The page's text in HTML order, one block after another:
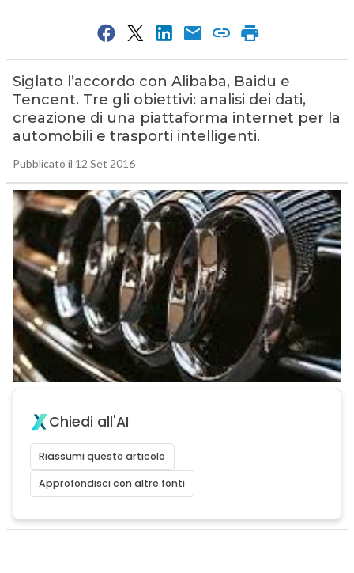
Siglato l’accordo con Alibaba, Baidu e
Tencent. Tre gli obiettivi: analisi dei dati,
creazione di una piattaforma internet per la
automobili e trasporti intelligenti.
Pubblicato il 12 Set 2016
Chiedi all'AI
Riassumi questo articolo
Approfondisci con altre fonti